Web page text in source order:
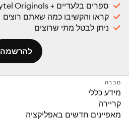
ספרים בלעדיים + Storytel Originals
קראו והקשיבו כמה שאתם רוצים
ניתן לבטל מתי שרוצים
להרשמה
חֶברָה
מידע כללי
קריירה
מאפיינים חדשים באפליקציה